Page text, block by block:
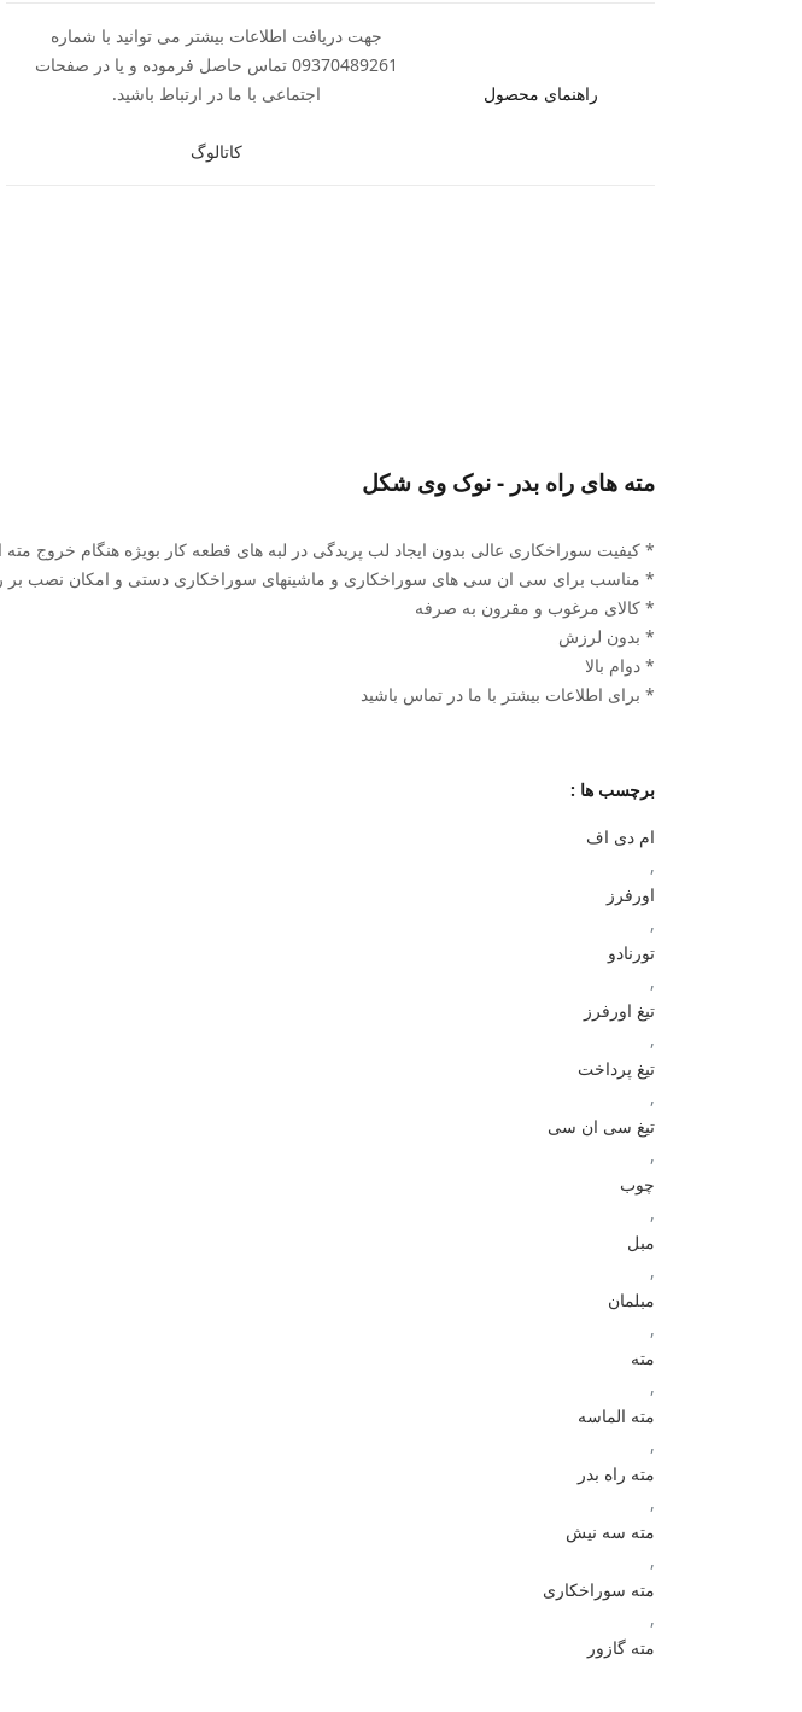
راهنمای محصول
جهت دریافت اطلاعات بیشتر می توانید با شماره
09370489261 تماس حاصل فرموده و یا در صفحات
اجتماعی با ما در ارتباط باشید.
کاتالوگ
مته های راه بدر - نوک وی شکل
* کیفیت سوراخکاری عالی بدون ایجاد لب پریدگی در لبه های قطعه کار بویژه هنگام خروج
* مناسب برای سی ان سی های سوراخکاری و ماشینهای سوراخکاری دستی و امکان نصب بر
* کالای مرغوب و مقرون به صرفه
* بدون لرزش
* دوام بالا
* برای اطلاعات بیشتر با ما در تماس باشید
برچسب ها :
ام دی اف
,
اورفرز
,
تورنادو
,
تیغ اورفرز
,
تیغ پرداخت
,
تیغ سی ان سی
,
چوب
,
مبل
,
مبلمان
,
مته
,
مته الماسه
,
مته راه بدر
,
مته سه نیش
,
مته سوراخکاری
,
مته گازور